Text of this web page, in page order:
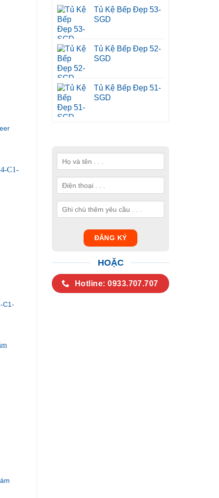
Tủ Kệ Bếp Đẹp 53-
SGD
Tủ Kệ Bếp Đẹp 52-
SGD
Tủ Kệ Bếp Đẹp 51-
SGD
HOẶC
Hotline: 0933.707.707
C1-